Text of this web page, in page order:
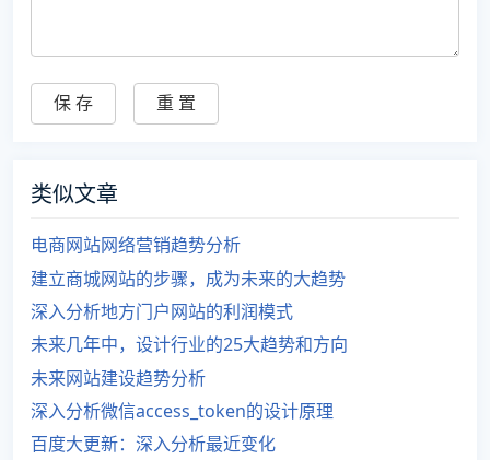
类似文章
电商网站网络营销趋势分析
建立商城网站的步骤，成为未来的大趋势
深入分析地方门户网站的利润模式
未来几年中，设计行业的25大趋势和方向
未来网站建设趋势分析
深入分析微信access_token的设计原理
百度大更新：深入分析最近变化